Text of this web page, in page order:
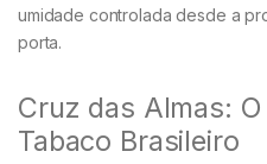
umidade controlada desde a
porta.
Cruz das Almas:
Tabaco Brasileiro